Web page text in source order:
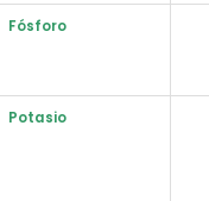
Fósforo
Potasio